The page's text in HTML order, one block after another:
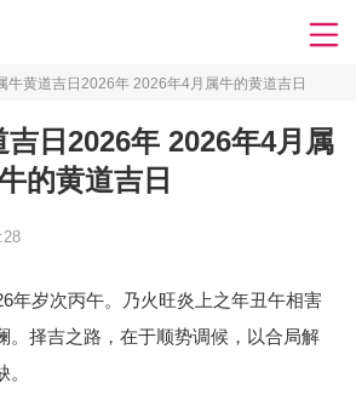
牛黄道吉日2026年 2026年4月属牛的黄道吉日
吉日2026年 2026年4月属
的黄道吉日
年岁次丙午。乃火旺炎上之年丑午相害
。择吉之路，在于顺势调候，以合局解